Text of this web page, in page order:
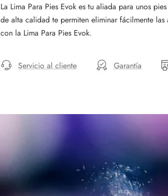
La Lima Para Pies Evok es tu aliada para unos
de alta calidad te permiten eliminar fácilmente las
con la Lima Para Pies Evok.
Servicio al cliente Garantía